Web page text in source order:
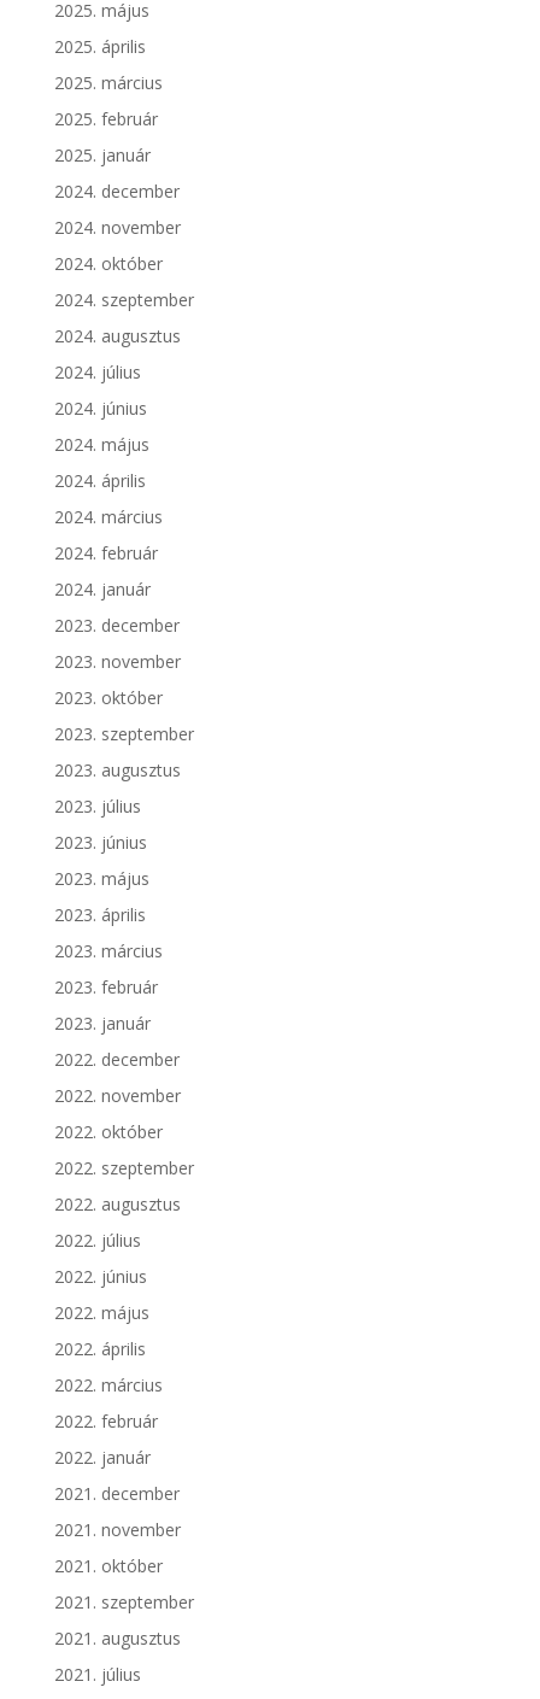
2025. május
2025. április
2025. március
2025. február
2025. január
2024. december
2024. november
2024. október
2024. szeptember
2024. augusztus
2024. július
2024. június
2024. május
2024. április
2024. március
2024. február
2024. január
2023. december
2023. november
2023. október
2023. szeptember
2023. augusztus
2023. július
2023. június
2023. május
2023. április
2023. március
2023. február
2023. január
2022. december
2022. november
2022. október
2022. szeptember
2022. augusztus
2022. július
2022. június
2022. május
2022. április
2022. március
2022. február
2022. január
2021. december
2021. november
2021. október
2021. szeptember
2021. augusztus
2021. július